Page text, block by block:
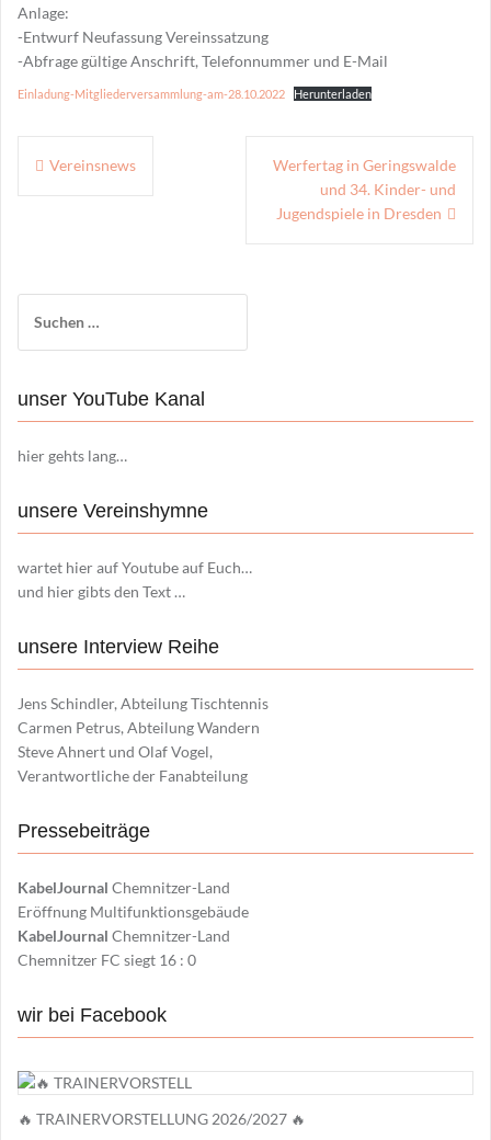
Anlage:
-Entwurf Neufassung Vereinssatzung
-Abfrage gültige Anschrift, Telefonnummer und E-Mail
Einladung-Mitgliederversammlung-am-28.10.2022 Herunterladen
Beitragsnavigation
Vereinsnews
Werfertag in Geringswalde
und 34. Kinder- und
Jugendspiele in Dresden
nach:
unser YouTube Kanal
hier gehts lang…
unsere Vereinshymne
wartet hier auf Youtube auf Euch…
und hier gibts den Text …
unsere Interview Reihe
Jens Schindler, Abteilung Tischtennis
Carmen Petrus, Abteilung Wandern
Steve Ahnert und Olaf Vogel,
Verantwortliche der Fanabteilung
Pressebeiträge
KabelJournal Chemnitzer-Land
Eröffnung Multifunktionsgebäude
KabelJournal Chemnitzer-Land
Chemnitzer FC siegt 16 : 0
wir bei Facebook
🔥 TRAINERVORSTELLUNG 2026/2027 🔥